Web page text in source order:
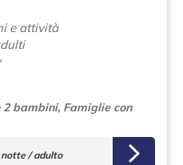
e attività
bambini, Famiglie con
notte / adulto